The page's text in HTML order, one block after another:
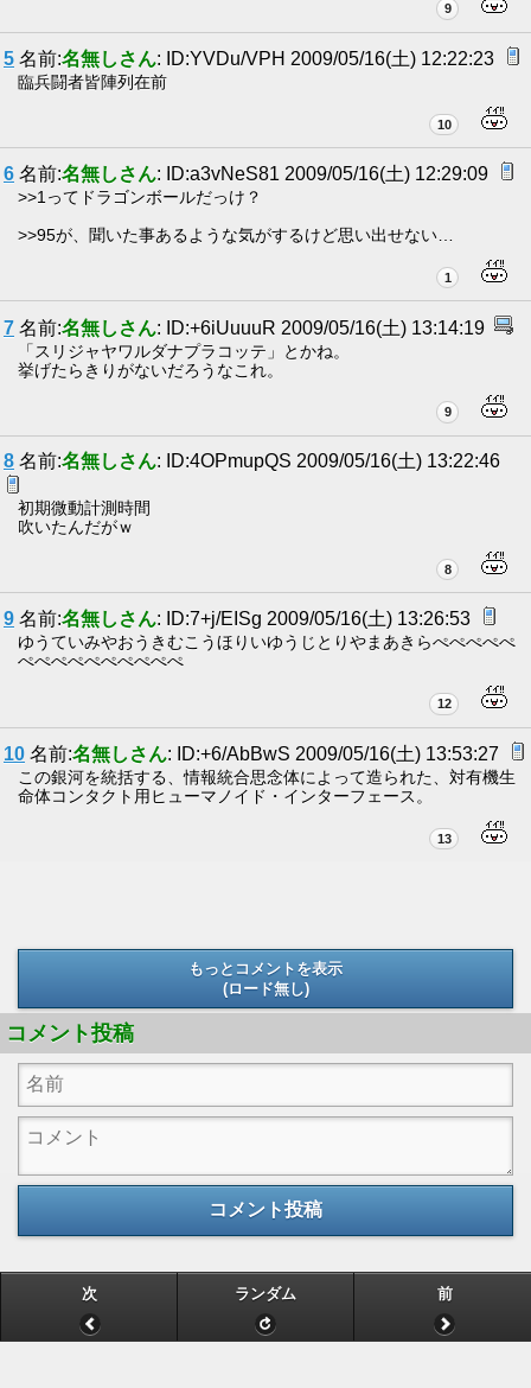
9
5 名前:名無しさん: ID:YVDu/VPH 2009/05/16(土) 12:22:23
臨兵闘者皆陣列在前
10
6 名前:名無しさん: ID:a3vNeS81 2009/05/16(土) 12:29:09
>>1ってドラゴンボールだっけ？
>>95が、聞いた事あるような気がするけど思い出せない…
1
7 名前:名無しさん: ID:+6iUuuuR 2009/05/16(土) 13:14:19
「スリジャヤワルダナプラコッテ」とかね。
挙げたらきりがないだろうなこれ。
9
8 名前:名無しさん: ID:4OPmupQS 2009/05/16(土) 13:22:46
初期微動計測時間
吹いたんだがｗ
8
9 名前:名無しさん: ID:7+j/EISg 2009/05/16(土) 13:26:53
ゆうていみやおうきむこうほりいゆうじとりやまあきらぺぺぺぺぺ
ぺぺぺぺぺぺぺぺぺぺ
12
10 名前:名無しさん: ID:+6/AbBwS 2009/05/16(土) 13:53:27
この銀河を統括する、情報統合思念体によって造られた、対有機生
命体コンタクト用ヒューマノイド・インターフェース。
13
もっとコメントを表示
(ロード無し)
コメント投稿
コメント投稿
次 ランダム 前